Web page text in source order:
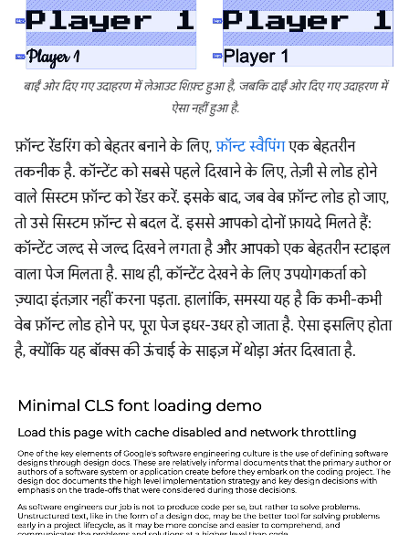
बाईं ओर दिए गए उदाहरण में लेआउट शिफ़्ट हुआ है, जबकि दाईं ओर दिए गए उदाहरण में
ऐसा नहीं हुआ है.
फ़ॉन्ट रेंडरिंग को बेहतर बनाने के लिए, फ़ॉन्ट स्वैपिंगएक बेहतरीन
तकनीक है. कॉन्टेंट को सबसे पहले दिखाने के लिए, तेज़ी से लोड होने
वाले सिस्टम फ़ॉन्ट को रेंडर करें. इसके बाद, जब वेब फ़ॉन्ट लोड हो जाए,
तो उसे सिस्टम फ़ॉन्ट से बदल दें. इससे आपको दोनों फ़ायदे मिलते हैं:
कॉन्टेंट जल्द से जल्द दिखने लगता है और आपको एक बेहतरीन स्टाइल
वाला पेज मिलता है. साथ ही, कॉन्टेंट देखने के लिए उपयोगकर्ता को
ज़्यादा इंतज़ार नहीं करना पड़ता. हालांकि, समस्या यह है कि कभी-कभी
वेब फ़ॉन्ट लोड होने पर, पूरा पेज इधर-उधर हो जाता है. ऐसा इसलिए होता
है, क्योंकि यह बॉक्स की ऊंचाई के साइज़ में थोड़ा अंतर दिखाता है.